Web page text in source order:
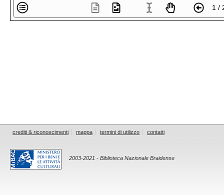
1 /
crediti & riconoscimenti mappa termini di utilizzo contatti
2003-2021 - Biblioteca Nazionale Braidense